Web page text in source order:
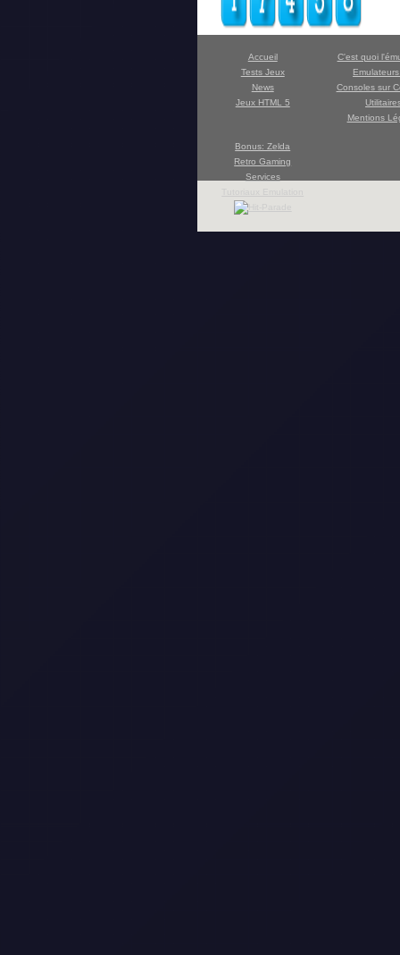
Accueil
Tests Jeux
News
Jeux HTML 5
C'est quoi
Consoles sur
Mentions
Bonus: Zelda
Retro Gaming
Services